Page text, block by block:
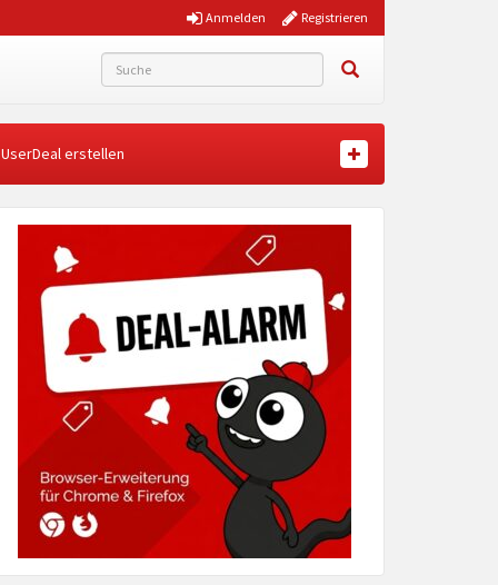
Registrieren
Anmelden
UserDeal erstellen